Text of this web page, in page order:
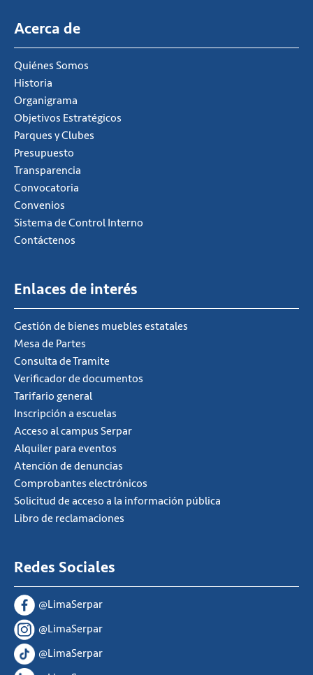
Acerca de
Quiénes Somos
Historia
Organigrama
Objetivos Estratégicos
Parques y Clubes
Presupuesto
Transparencia
Convocatoria
Convenios
Sistema de Control Interno
Contáctenos
Enlaces de interés
Gestión de bienes muebles estatales
Mesa de Partes
Consulta de Tramite
Verificador de documentos
Tarifario general
Inscripción a escuelas
Acceso al campus Serpar
Alquiler para eventos
Atención de denuncias
Comprobantes electrónicos
Solicitud de acceso a la información pública
Libro de reclamaciones
Redes Sociales
@LimaSerpar
@LimaSerpar
@LimaSerpar